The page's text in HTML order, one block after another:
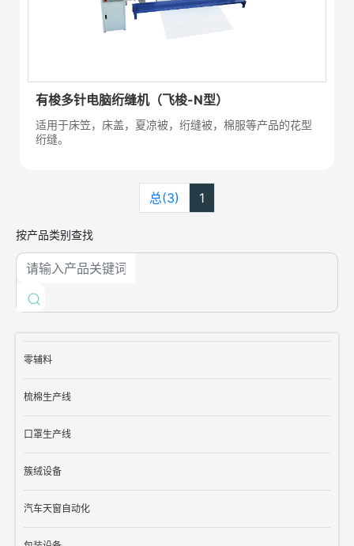
按产品类别查找
零辅料
梳棉生产线
口罩生产线
簇绒设备
汽车天窗自动化
有梭多针电脑绗缝机（飞梭-N型）
适用于床笠，床盖，夏凉被，绗缝被，棉服等产品的花型
绗缝。
总(3) 1